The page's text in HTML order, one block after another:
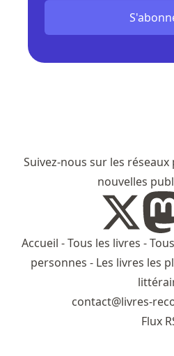
Suivez-nous sur les
nouvelles
Accueil -Tous les livres -
personnes - Les livres les
contact@livres-
Flux